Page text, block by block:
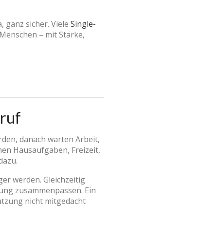
ganz sicher. Viele Single-
– mit Stärke,
danach warten Arbeit,
Hausaufgaben, Freizeit,
werden. Gleichzeitig
zusammenpassen. Ein
nicht mitgedacht